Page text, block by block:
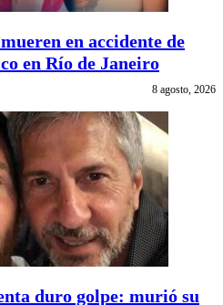
en accidente de
en Río de Janeiro
8 agosto, 2026
duro golpe: murió su